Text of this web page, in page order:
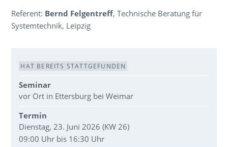
Referent: Bernd Felgentreff, Technische Beratung für
Systemtechnik, Leipzig
Veranstaltungsdaten
HAT BEREITS STATTGEFUNDEN
Seminar
vor Ort in Ettersburg bei Weimar
Termin
Dienstag, 23. Juni 2026 (KW 26)
09:00 Uhr bis 16:30 Uhr